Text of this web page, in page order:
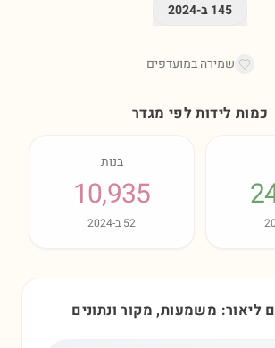
145ב-2024
שמירה במועדפים
כמות לידות לפי מגדר
בנות
10,935
52 ב-2024
ליאור: משמעות, מקור ונתונים